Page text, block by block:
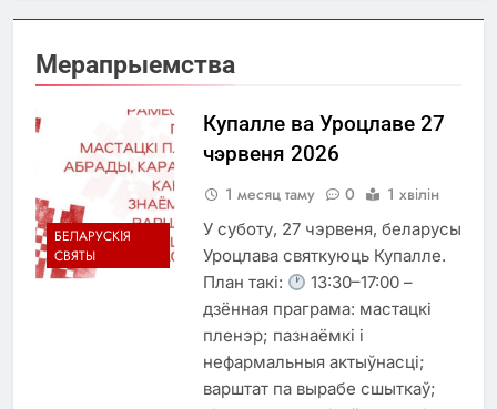
Мерапрыемства
БЕЛАРУСКІЯ
СВЯТЫ
Купалле ва Уроцлаве 27
чэрвеня 2026
1 месяц таму 0 1 хвілін
У суботу, 27 чэрвеня, беларусы
Уроцлава святкуюць Купалле.
План такі:
13:30–17:00 –
дзённая праграма: мастацкі
пленэр; пазнаёмкі і
нефармальныя актыўнасці;
варштат па вырабе сшыткаў;